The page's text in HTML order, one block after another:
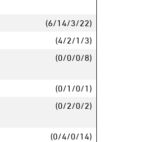
(6/14/3/22)
(4/2/1/3)
(0/0/0/8)
(0/1/0/1)
(0/2/0/2)
(0/4/0/14)